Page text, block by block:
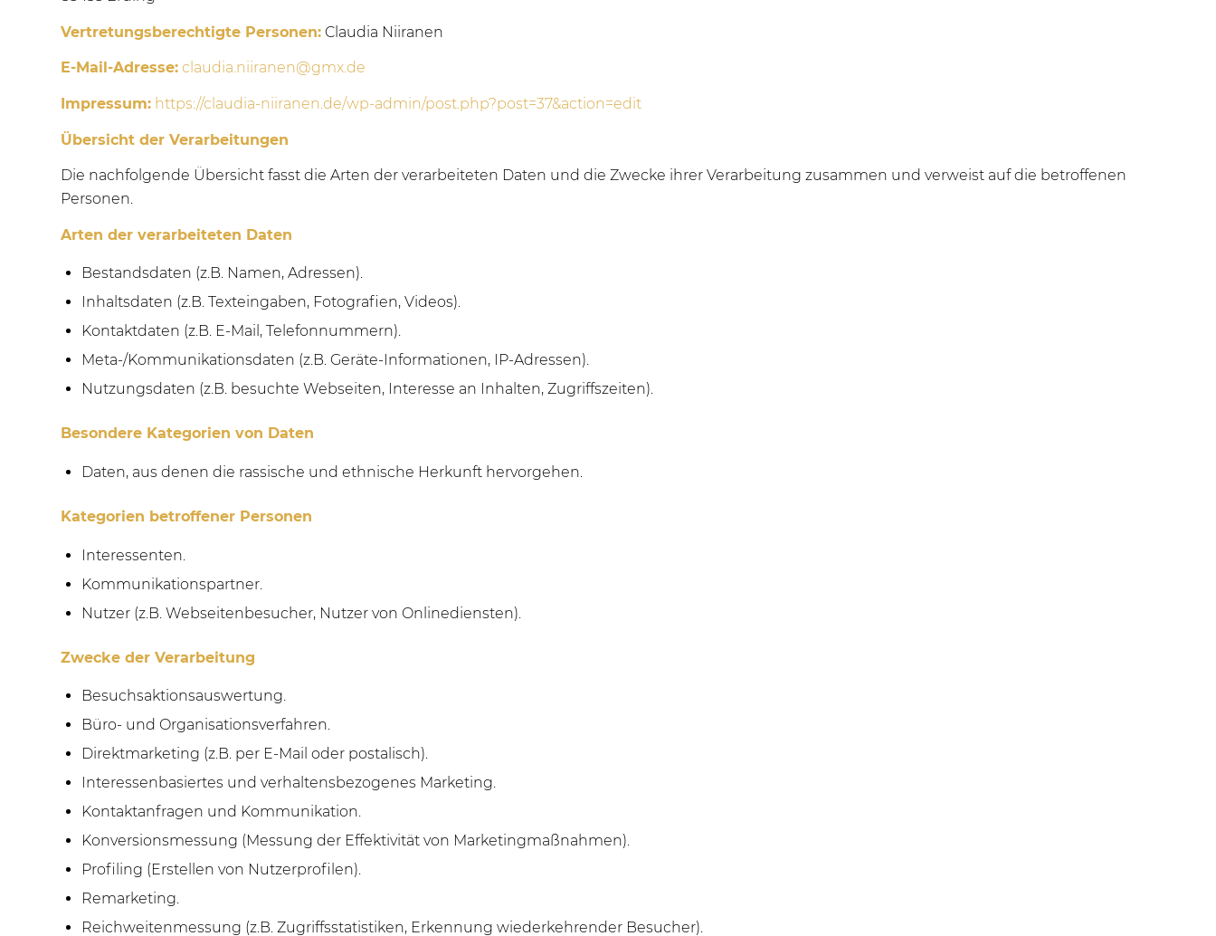
Vertretungsberechtigte Personen: Claudia Niiranen
E-Mail-Adresse: claudia.niiranen@gmx.de
Impressum: https://claudia-niiranen.de/wp-admin/post.php?post=37&action=edit
Übersicht der Verarbeitungen
Die nachfolgende Übersicht fasst die Arten der verarbeiteten Daten und die Zwecke ihrer Verarbeitung zusammen und verweist auf die betroffenen
Personen.
Arten der verarbeiteten Daten
Bestandsdaten (z.B. Namen, Adressen).
Inhaltsdaten (z.B. Texteingaben, Fotografien, Videos).
Kontaktdaten (z.B. E-Mail, Telefonnummern).
Meta-/Kommunikationsdaten (z.B. Geräte-Informationen, IP-Adressen).
Nutzungsdaten (z.B. besuchte Webseiten, Interesse an Inhalten, Zugriffszeiten).
Besondere Kategorien von Daten
Daten, aus denen die rassische und ethnische Herkunft hervorgehen.
Kategorien betroffener Personen
Interessenten.
Kommunikationspartner.
Nutzer (z.B. Webseitenbesucher, Nutzer von Onlinediensten).
Zwecke der Verarbeitung
Besuchsaktionsauswertung.
Büro- und Organisationsverfahren.
Direktmarketing (z.B. per E-Mail oder postalisch).
Interessenbasiertes und verhaltensbezogenes Marketing.
Kontaktanfragen und Kommunikation.
Konversionsmessung (Messung der Effektivität von Marketingmaßnahmen).
Profiling (Erstellen von Nutzerprofilen).
Remarketing.
Reichweitenmessung (z.B. Zugriffsstatistiken, Erkennung wiederkehrender Besucher).